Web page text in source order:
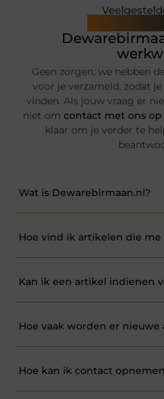
Geen zorgen, we hebben
voor je verzameld, zodat
vinden. Als jouw vraag er
niet om contact met ons op
klaar om je verder te
Wat is Dewarebirmaan.nl?
Hoe vind ik artikelen die me
Kan ik een artikel indienen
Hoe vaak worden er
Hoe kan ik contact